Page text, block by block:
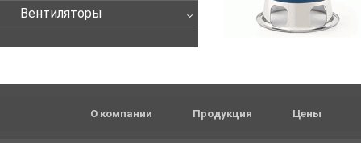
Вентиляторы
О компании Продукция Цены